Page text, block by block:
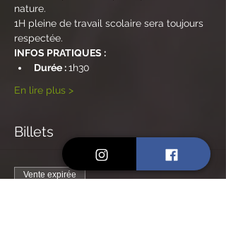
nature.
1H pleine de travail scolaire sera toujours
respectée.
INFOS PRATIQUES :
Durée : 1h30
En lire plus >
Billets
Vente expirée